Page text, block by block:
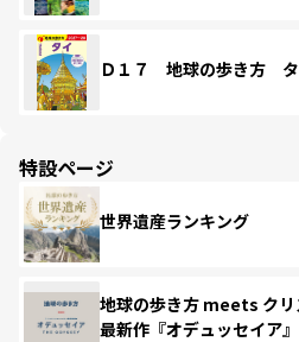
Ｄ１７ 地球の歩き方
特設ページ
世界遺産ランキング
地球の歩き方 meets ク
最新作『オデュッセイア』